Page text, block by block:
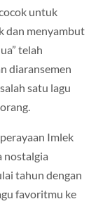
untuk
dan menyambut
telah
diaransemen
satu lagu
Imlek
nostalgia
tahun dengan
favoritmu ke